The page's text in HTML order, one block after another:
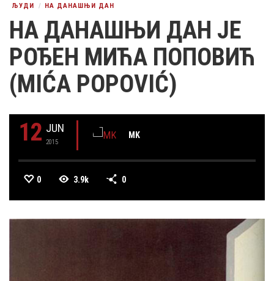
ЉУДИ НА ДАНАШЊИ ДАН
НА ДАНАШЊИ ДАН ЈЕ
РОЂЕН МИЋА ПОПОВИЋ
(MIĆA POPOVIĆ)
12 JUN
2015
MK
0 3.9k 0